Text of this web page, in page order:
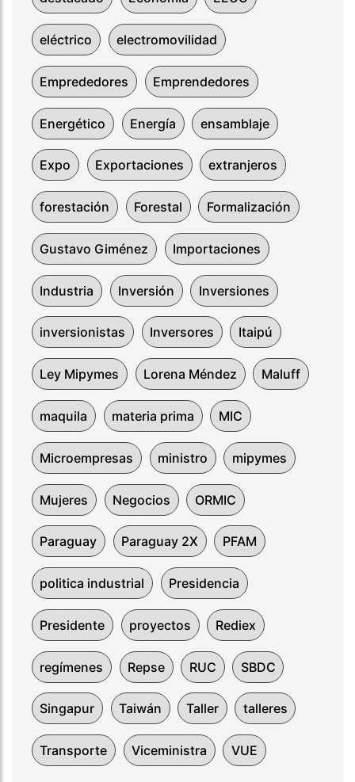
eléctrico electromovilidad
Emprededores Emprendedores
Energético Energía ensamblaje
Expo Exportaciones extranjeros
forestación Forestal Formalización
Gustavo Giménez Importaciones
Industria Inversión Inversiones
inversionistas Inversores Itaipú
Ley Mipymes Lorena Méndez Maluff
maquila materia prima MIC
Microempresas ministro mipymes
Mujeres Negocios ORMIC
Paraguay Paraguay 2X PFAM
politica industrial Presidencia
Presidente proyectos Rediex
regímenes Repse RUC SBDC
Singapur Taiwán Taller talleres
Transporte Viceministra VUE